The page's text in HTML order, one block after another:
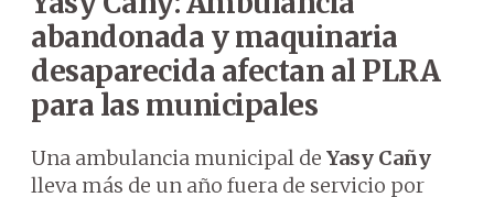
abandonada y maquinaria
desaparecida afectan al PLRA
para las municipales
Una ambulancia municipal de Yasy Cañy
lleva más de un año fuera de servicio por